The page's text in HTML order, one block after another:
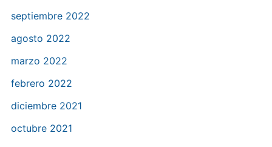
septiembre 2022
agosto 2022
marzo 2022
febrero 2022
diciembre 2021
octubre 2021